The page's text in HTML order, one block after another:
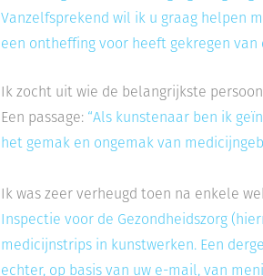
Vanzelfsprekend wil ik u graag helpen
een ontheffing voor heeft gekregen van
Ik zocht uit wie de belangrijkste
Een passage: “Als kunstenaar ben ik
het gemak en ongemak van
Ik was zeer verheugd toen na enkele
Inspectie voor de Gezondheidszorg
medicijnstrips in kunstwerken. Een
echter, op basis van uw e-mail, van